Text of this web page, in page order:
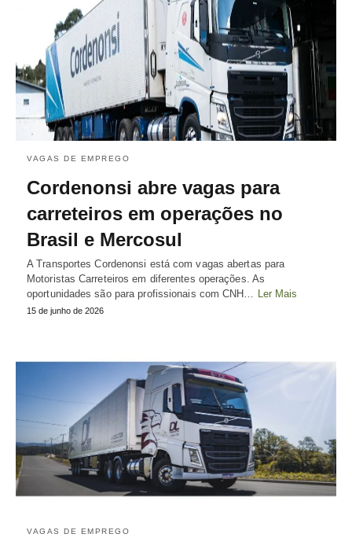
VAGAS DE EMPREGO
Cordenonsi abre vagas para
carreteiros em operações no
Brasil e Mercosul
A Transportes Cordenonsi está com vagas abertas para
Motoristas Carreteiros em diferentes operações. As
oportunidades são para profissionais com CNH… Ler Mais
15 de junho de 2026
VAGAS DE EMPREGO